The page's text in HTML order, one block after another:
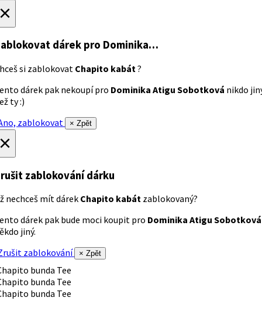
dárek pro Dominika…
si zablokovat Chapito kabát ?
dárek pak nekoupí pro Dominika Atigu Sobotková nikdo
ty :)
zablokovat
× Zpět
zablokování dárku
nechceš mít dárek Chapito kabát zablokovaný?
dárek pak bude moci koupit pro Dominika Atigu Sobotková
jiný.
zablokování
× Zpět